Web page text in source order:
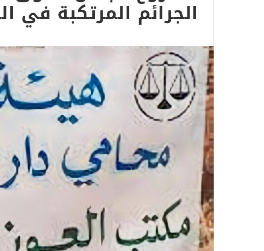
الجرائم المرتكبة في